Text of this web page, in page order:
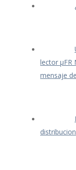
lector μFR
mensaje